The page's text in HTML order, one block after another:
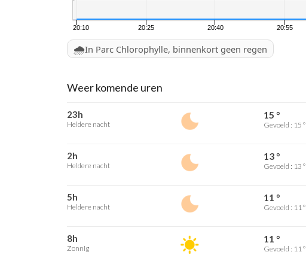
20:10 20:25 20:40 20:55
🌧️In Parc Chlorophylle, binnenkort geen regen
Weer komende uren
23h
Heldere nacht
15 °
Gevoeld : 15 °
2h
Heldere nacht
13 °
Gevoeld : 13 °
5h
Heldere nacht
11 °
Gevoeld : 11 °
8h
Zonnig
11 °
Gevoeld : 11 °